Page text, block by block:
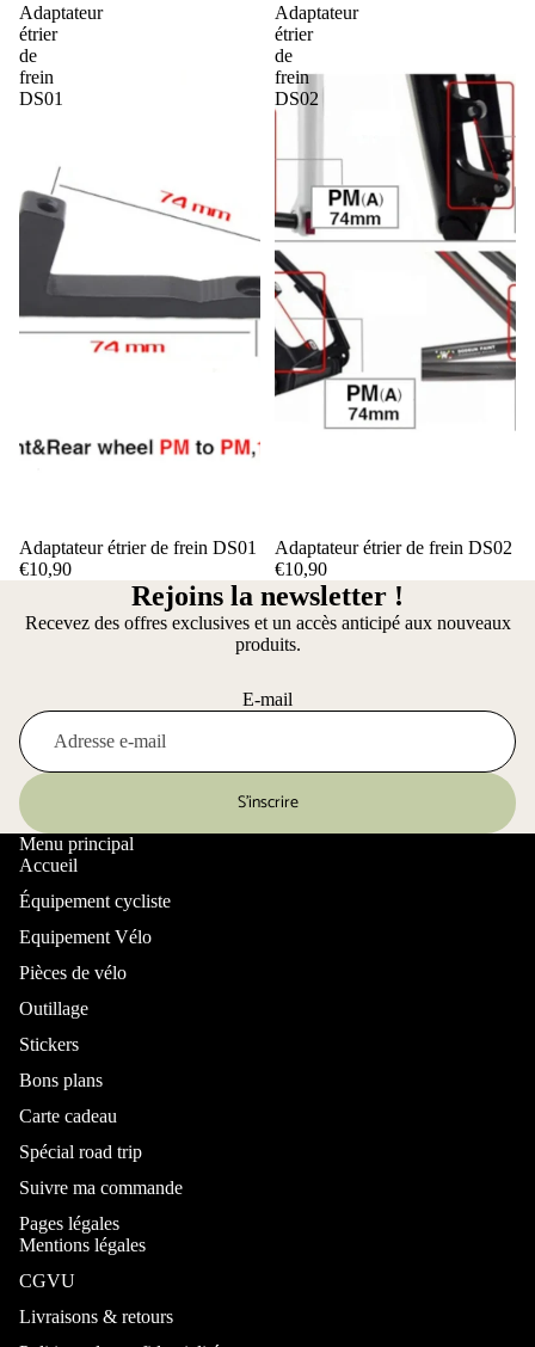
Adaptateur
étrier
de
frein
DS01
Adaptateur étrier de frein DS01
€10,90
Adaptateur
étrier
de
frein
DS02
Adaptateur étrier de frein DS02
€10,90
Rejoins la newsletter !
Recevez des offres exclusives et un accès anticipé aux nouveaux
produits.
E-mail
S’inscrire
Menu principal
Accueil
Équipement cycliste
Equipement Vélo
Pièces de vélo
Outillage
Stickers
Bons plans
Carte cadeau
Spécial road trip
Suivre ma commande
Pages légales
Mentions légales
CGVU
Livraisons & retours